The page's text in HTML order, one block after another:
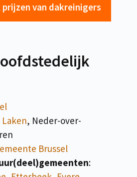
van dakreinigers
Laken, Neder-over-
Brussel
: